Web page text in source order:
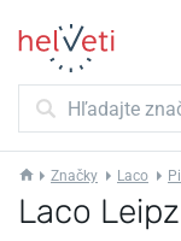
Značky Laco
Laco